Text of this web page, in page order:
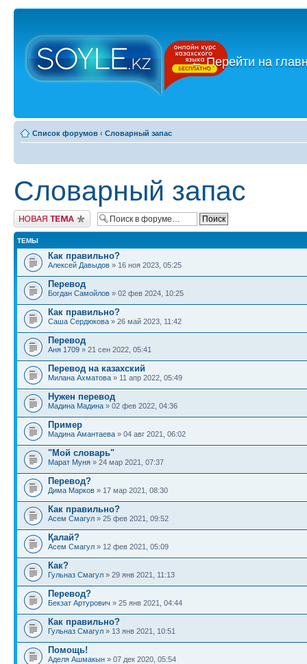
←Перейти на
Список форумов ‹ Словарный запас
Словарный запас
Новая тема
ТЕМЫ
Как правильно?
Алексей Давыдов » 16 ноя 2023, 05:25
Перевод
Богдан Самойлов » 02 фев 2024, 10:25
Как правильно?
Саша Сердюкова » 26 май 2023, 11:42
Перевод
Аня 1709 » 21 сен 2022, 05:41
Перевод на казахский
Милана Ахматова » 11 апр 2022, 05:49
Нужен перевод
Мадина Мадина » 02 фев 2022, 04:36
Пример
Мадина Амантаева » 04 авг 2021, 06:02
"Мой словарь"
Марат Муня » 24 мар 2021, 07:37
Перевод?
Дима Марков » 17 мар 2021, 08:30
Как правильно?
Асем Смагул » 25 фев 2021, 09:52
Қалай?
Асем Смагул » 12 фев 2021, 05:09
Как?
Гульназ Смагул » 29 янв 2021, 11:13
Перевод?
Бекзат Артурович » 25 янв 2021, 04:44
Как правильно?
Гульназ Смагул » 13 янв 2021, 10:51
Помощь!
Аделя Ашмакын » 07 дек 2020, 05:54